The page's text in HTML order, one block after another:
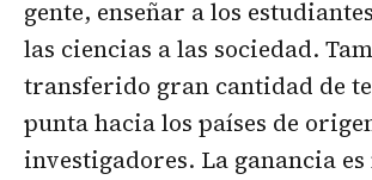
gente, enseñar a los
las ciencias a las sociedad.
transferido gran cantidad de
punta hacia los países de
investigadores. La ganancia es